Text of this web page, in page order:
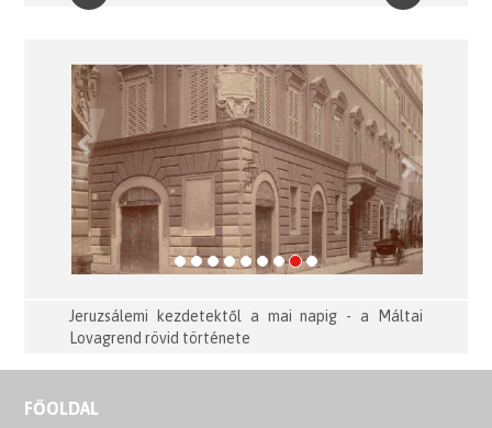
Previous Next
Jeruzsálemi kezdetektől a mai napig - a Máltai
Lovagrend rövid története
FŐOLDAL